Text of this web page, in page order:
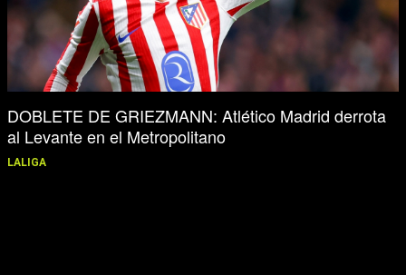
DOBLETE DE GRIEZMANN: Atlético Madrid derrota
al Levante en el Metropolitano
LALIGA